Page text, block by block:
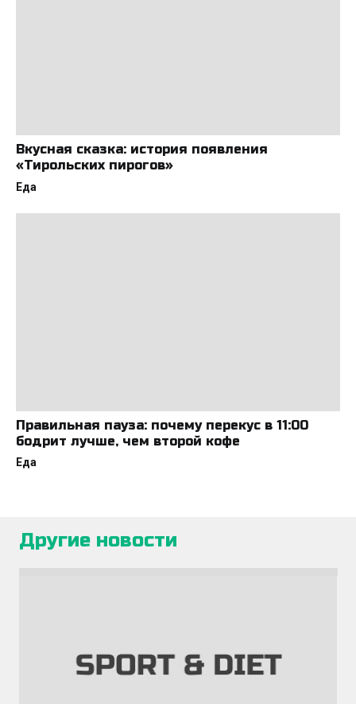
Вкусная сказка: история появления
«Тирольских пирогов»
Еда
Правильная пауза: почему перекус в 11:00
бодрит лучше, чем второй кофе
Еда
Другие новости